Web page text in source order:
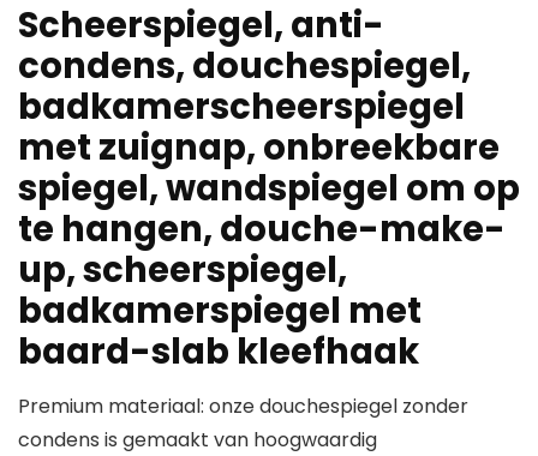
Scheerspiegel, anti-
condens, douchespiegel,
badkamerscheerspiegel
met zuignap, onbreekbare
spiegel, wandspiegel om op
te hangen, douche-make-
up, scheerspiegel,
badkamerspiegel met
baard-slab kleefhaak
Premium materiaal: onze douchespiegel zonder
condens is gemaakt van hoogwaardig